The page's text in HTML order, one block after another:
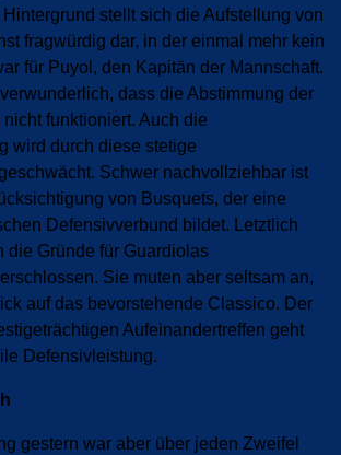
stellt sich die Aufstellung von
fragwürdig dar, in der einmal mehr kein
für Puyol, den Kapitän der Mannschaft.
dass die Abstimmung der
nicht funktioniert. Auch die
wird durch diese stetige
Schwer nachvollziehbar ist
von Busquets, der eine
Defensivverbund bildet. Letztlich
die Gründe für Guardiolas
Sie muten aber seltsam an,
auf das bevorstehende Classico. Der
Aufeinandertreffen geht
Defensivleistung.
gestern war aber über jeden Zweifel